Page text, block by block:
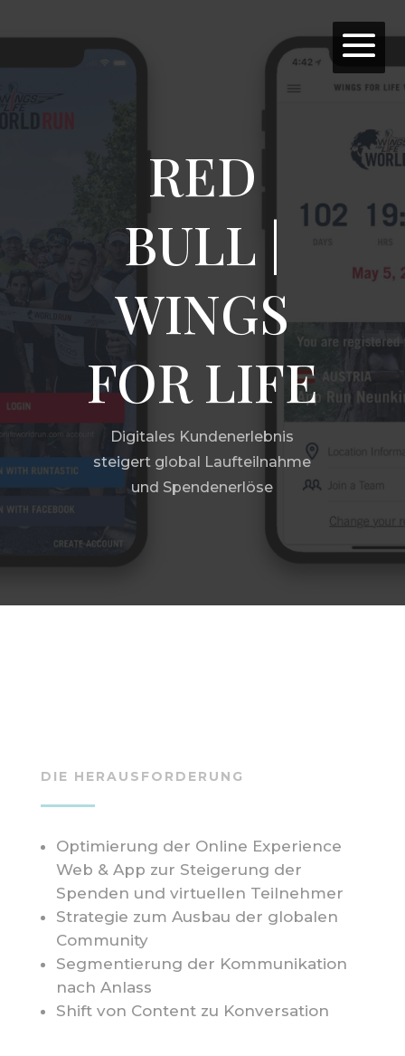
RED
BULL |
WINGS
FOR LIFE
Digitales Kundenerlebnis
steigert global Laufteilnahme
und Spendenerlöse
DIE HERAUSFORDERUNG
Optimierung der Online Experience
Web & App zur Steigerung der
Spenden und virtuellen Teilnehmer
Strategie zum Ausbau der globalen
Community
Segmentierung der Kommunikation
nach Anlass
Shift von Content zu Konversation